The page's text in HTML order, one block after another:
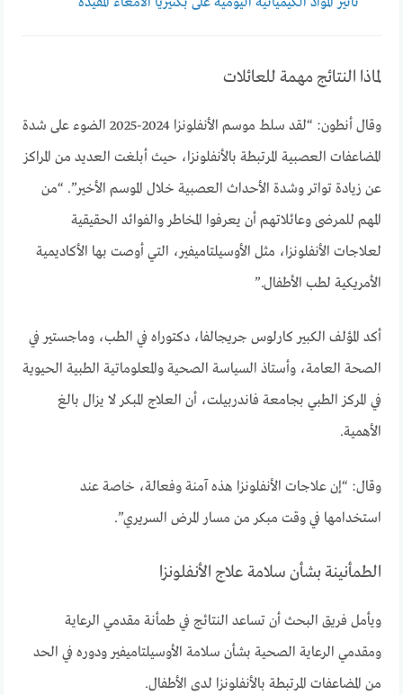
لماذا النتائج مهمة للعائلات
وقال أنطون: “لقد سلط موسم الأنفلونزا 2024-2025 الضوء على شدة
المضاعفات العصبية المرتبطة بالأنفلونزا، حيث أبلغت العديد من المراكز
عن زيادة تواتر وشدة الأحداث العصبية خلال الموسم الأخير”. “من
المهم للمرضى وعائلاتهم أن يعرفوا المخاطر والفوائد الحقيقية
لعلاجات الأنفلونزا، مثل الأوسيلتاميفير، التي أوصت بها الأكاديمية
الأمريكية لطب الأطفال.”
أكد المؤلف الكبير كارلوس جريجالفا، دكتوراه في الطب، وماجستير في
الصحة العامة، وأستاذ السياسة الصحية والمعلوماتية الطبية الحيوية
في المركز الطبي بجامعة فاندربيلت، أن العلاج المبكر لا يزال بالغ
الأهمية.
وقال: “إن علاجات الأنفلونزا هذه آمنة وفعالة، خاصة عند
استخدامها في وقت مبكر من مسار المرض السريري”.
الطمأنينة بشأن سلامة علاج الأنفلونزا
ويأمل فريق البحث أن تساعد النتائج في طمأنة مقدمي الرعاية
ومقدمي الرعاية الصحية بشأن سلامة الأوسيلتاميفير ودوره في الحد
من المضاعفات المرتبطة بالأنفلونزا لدى الأطفال.